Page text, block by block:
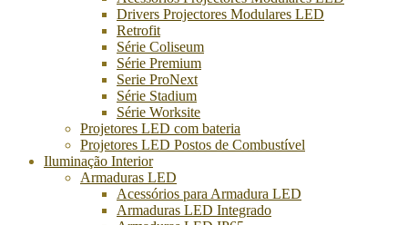
Drivers Projectores Modulares LED
Retrofit
Série Coliseum
Série Premium
Serie ProNext
Série Stadium
Série Worksite
Projetores LED com bateria
Projetores LED Postos de Combustível
Iluminação Interior
Armaduras LED
Acessórios para Armadura LED
Armaduras LED Integrado